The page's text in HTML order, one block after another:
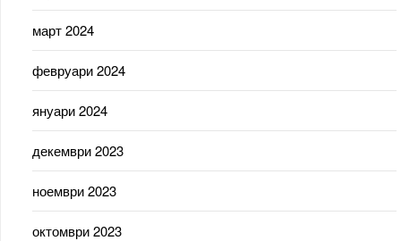
март 2024
февруари 2024
януари 2024
декември 2023
ноември 2023
октомври 2023